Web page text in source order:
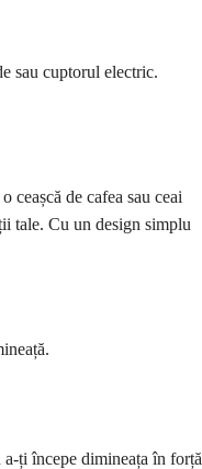
sau cuptorul electric.
ceașcă de cafea sau ceai
tale. Cu un design simplu
a-ți începe dimineața în forță